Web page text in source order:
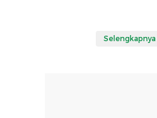
Selengkapnya